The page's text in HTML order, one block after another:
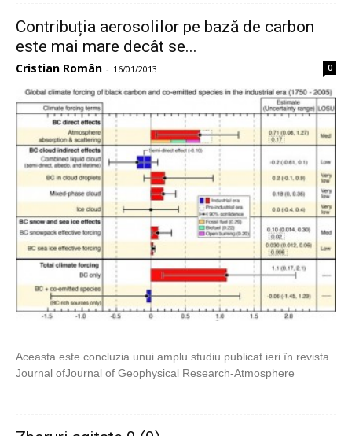
Contribuția aerosolilor pe bază de carbon
este mai mare decât se...
Cristian Român - 16/01/2013 0
Aceasta este concluzia unui amplu studiu publicat ieri în revista
Journal ofJournal of Geophysical Research-Atmosphere